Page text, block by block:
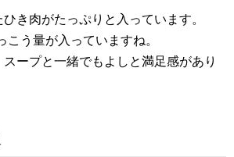
き肉がたっぷりと入っています。
こう量が入っていますね。
ープと一緒でもよしと満足感があり